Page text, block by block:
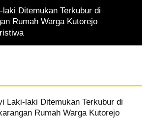
laki Ditemukan Terkubur di
Rumah Warga Kutorejo
Laki-laki Ditemukan Terkubur di
Rumah Warga Kutorejo